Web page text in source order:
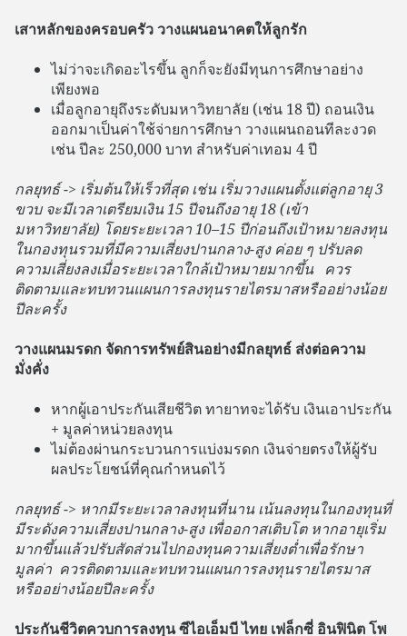
เสาหลักของครอบครัว วางแผนอนาคตให้ลูกรัก
ไม่ว่าจะเกิดอะไรขึ้น ลูกก็จะยังมีทุนการศึกษาอย่าง
เพียงพอ
เมื่อลูกอายุถึงระดับมหาวิทยาลัย (เช่น 18 ปี) ถอนเงิน
ออกมาเป็นค่าใช้จ่ายการศึกษา วางแผนถอนทีละงวด
เช่น ปีละ 250,000 บาท สำหรับค่าเทอม 4 ปี
กลยุทธ์ -> เริ่มต้นให้เร็วที่สุด เช่น เริ่มวางแผนตั้งแต่ลูกอายุ 3
ขวบ จะมีเวลาเตรียมเงิน 15 ปีจนถึงอายุ 18 (เข้า
มหาวิทยาลัย) โดยระยะเวลา 10–15 ปีก่อนถึงเป้าหมายลงทุน
ในกองทุนรวมที่มีความเสี่ยงปานกลาง-สูง ค่อย ๆ ปรับลด
ความเสี่ยงลงเมื่อระยะเวลาใกล้เป้าหมายมากขึ้น ควร
ติดตามและทบทวนแผนการลงทุนรายไตรมาสหรืออย่างน้อย
ปีละครั้ง
วางแผนมรดก จัดการทรัพย์สินอย่างมีกลยุทธ์ ส่งต่อความ
มั่งคั่ง
หากผู้เอาประกันเสียชีวิต ทายาทจะได้รับ เงินเอาประกัน
+ มูลค่าหน่วยลงทุน
ไม่ต้องผ่านกระบวนการแบ่งมรดก เงินจ่ายตรงให้ผู้รับ
ผลประโยชน์ที่คุณกำหนดไว้
กลยุทธ์ -> หากมีระยะเวลาลงทุนที่นาน เน้นลงทุนในกองทุนที่
มีระดังความเสี่ยงปานกลาง-สูง เพื่ออกาสเติบโต หากอายุเริ่ม
มากขึ้นแล้วปรับสัดส่วนไปกองทุนความเสี่ยงต่ำเพื่อรักษา
มูลค่า ควรติดตามและทบทวนแผนการลงทุนรายไตรมาส
หรืออย่างน้อยปีละครั้ง
ประกันชีวิตควบการลงทุน ซีไอเอ็มบี ไทย เฟล็กซี่ อินฟินิต โพ